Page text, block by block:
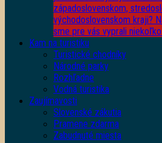
západoslovenskom,
východoslovenskom kraji?
sme pre vás vyprali
Kam na turistiku
Turistické chodníky
Národné parky
Rozhľadne
Vodná turistika
Zaujímavosti
Slovenské zákutia
Pramene zdarma
Zabudnuté miesta